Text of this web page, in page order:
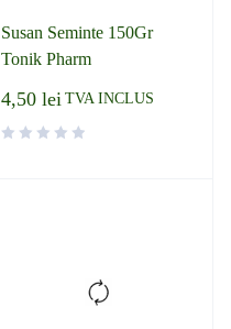
Susan Seminte 150Gr
Tonik Pharm
4,50 lei TVA INCLUS